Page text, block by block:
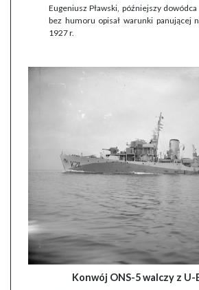
Eugeniusz Pławski, późniejszy
bez humoru opisał warunki panującej
1927 r.
Konwój ONS-5 walczy z